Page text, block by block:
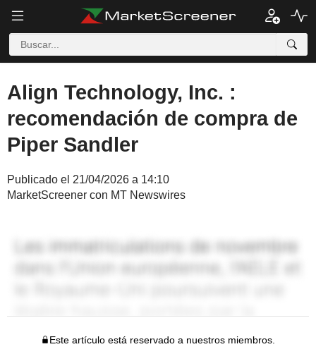
Align Technology, Inc. :
recomendación de compra de
Piper Sandler
Publicado el 21/04/2026 a 14:10
MarketScreener con MT Newswires
Este artículo está reservado a nuestros miembros.